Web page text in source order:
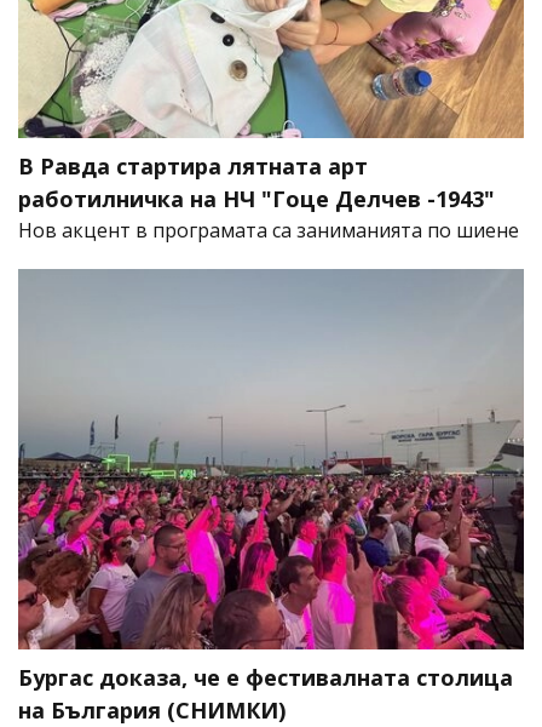
В Равда стартира лятната арт
работилничка на НЧ "Гоце Делчев -1943"
Нов акцент в програмата са заниманията по шиене
Бургас доказа, че е фестивалната столица
на България (СНИМКИ)